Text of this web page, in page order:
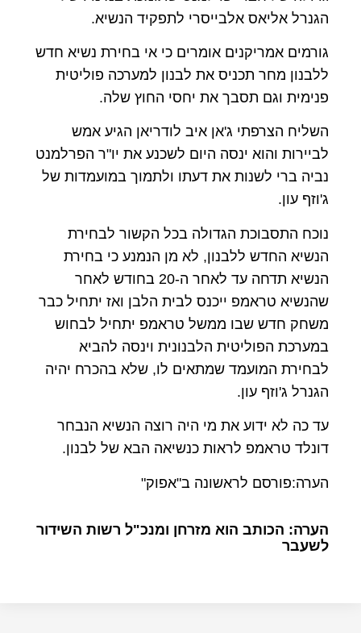
הגנרל אליאס אלבייסרי לתפקיד הנשיא.
גורמים אמריקנים אומרים כי אי בחירת נשיא חדש
ללבנון מחר תכניס את לבנון למערכה פוליטית
פנימית וגם תסבך את יחסי החוץ שלה.
השליח הצרפתי ג'אן איב לודריאן הגיע אמש
לביירות והוא ינסה היום לשכנע את יו"ר הפרלמנט
נביה ברי לשנות את דעתו ולתמוך במועמדות של
ג'וזף עון.
נוכח התסבוכת הגדולה בכל הקשור לבחירת
הנשיא החדש ללבנון, לא מן הנמנע כי בחירת
הנשיא תדחה עד לאחר ה-20 בחודש לאחר
שהנשיא טראמפ ייכנס לבית הלבן ואז יתחיל כבר
משחק חדש שבו ממשל טראמפ יתחיל לבחוש
במערכת הפוליטית הלבנונית וינסה להביא
לבחירת המועמד שמתאים לו, שלא בהכרח יהיה
הגנרל ג'וזף עון.
עד כה לא ידוע את מי היה רוצה הנשיא הנבחר
דונלד טראמפ לראות כנשיאה הבא של לבנון.
הערה:פורסם לראשונה ב"אפוק"
הערה: הכותב הוא מזרחן ומנכ"ל רשות השידור
לשעבר